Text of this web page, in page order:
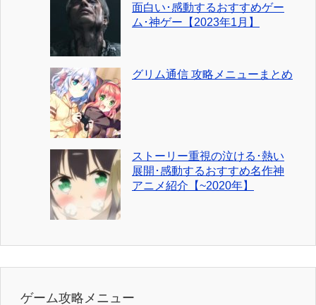
面白い･感動するおすすめゲー
ム･神ゲー【2023年1月】
グリム通信 攻略メニューまとめ
ストーリー重視の泣ける･熱い
展開･感動するおすすめ名作神
アニメ紹介【~2020年】
ゲーム攻略メニュー